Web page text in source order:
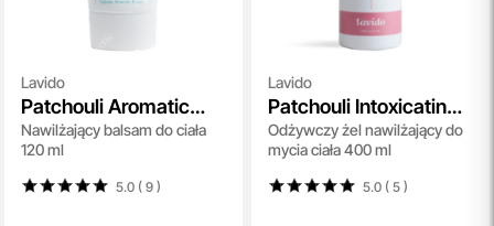
Lavido
Patchouli Aromatic
Body Lotion
Nawilżający balsam do ciała
120 ml
5.0 ( 9)
Lavido
Patchouli Intoxicating
Body Wash
Odżywczy żel nawilżający do
mycia ciała 400 ml
5.0 ( 5)